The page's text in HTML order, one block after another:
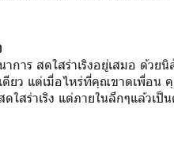
การ สดใสร่าเริงอยู่เสมอ ด้ว
เดียว แต่เมื่อไหร่ที่คุณขาดเพื่อน
ใสร่าเริง แต่ภายในลึกๆแล้วเ